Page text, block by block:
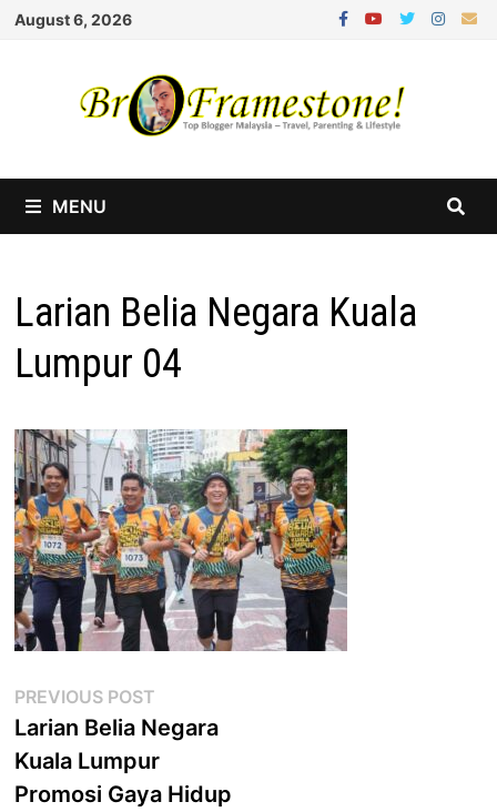
Skip
August 6, 2026
MENU
Larian Belia Negara Kuala
Lumpur 04
Post
navigation
PREVIOUS POST
post:
Larian Belia Negara
Kuala Lumpur
Promosi Gaya Hidup